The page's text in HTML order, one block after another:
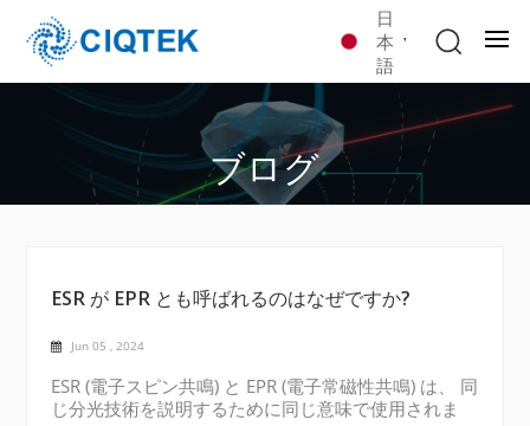
日
本
語
ブログ
ESR が EPR とも呼ばれるのはなぜですか?
Jun 05 , 2024
ESR (電子スピン共鳴) と EPR (電子常磁性共鳴) は、 同
じ分光技術を説明するために同じ意味で使用されま